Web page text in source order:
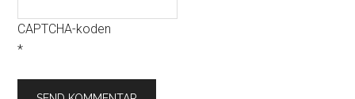
CAPTCHA-koden
*